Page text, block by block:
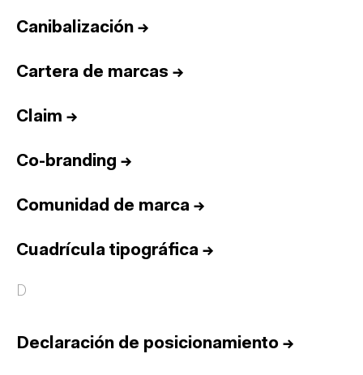
Canibalización →
Cartera de marcas →
Claim →
Co-branding →
Comunidad de marca →
Cuadrícula tipográfica →
D
Declaración de posicionamiento →